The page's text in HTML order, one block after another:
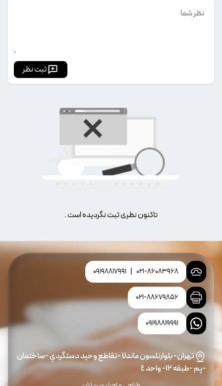
ثبت نظر
تاکنون نظری ثبت نگردیده است .
021-86083968
09198817991
021-88679856
09198819991
تهران- بلوارنلسون ماندلا -تقاطع وحيد دستگردي -ساختمان
-پم -طبقه ١٢- واحد ٤